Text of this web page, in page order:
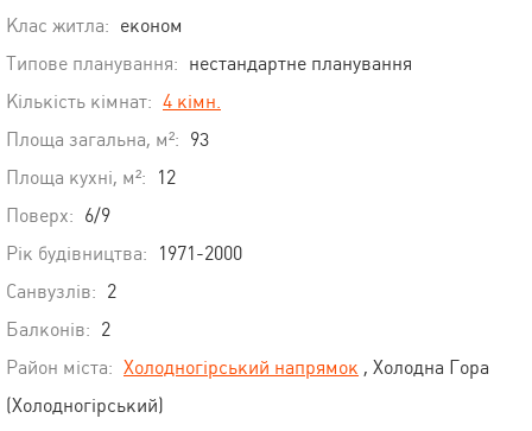
Клас житла: економ
Типове планування: нестандартне планування
Кількість кімнат: 4 кімн.
Площа загальна, м²: 93
Площа кухні, м²:
12
Поверх: 6/9
Рік будівництва:
1971-2000
Санвузлів: 2
Балконів: 2
Район міста: Холодногірський напрямок , Холодна Гора
(Холодногірський)